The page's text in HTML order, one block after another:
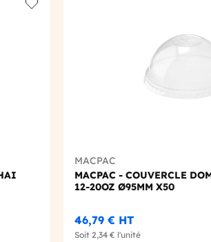
MACPAC
MACPAC - COUVERCLE
12-20OZ Ø95MM X50
46,79 € HT
Soit 2,34 € l'unité